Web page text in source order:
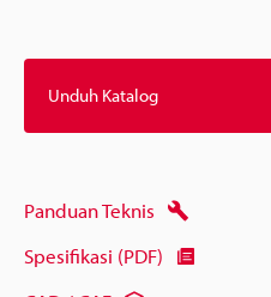
Unduh Katalog
Panduan Teknis
Spesifikasi (PDF)